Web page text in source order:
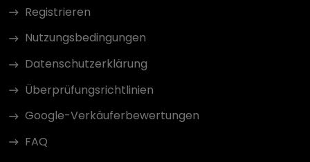
Registrieren
Nutzungsbedingungen
Datenschutzerklärung
Überprüfungsrichtlinien
Google-Verkäuferbewertungen
FAQ